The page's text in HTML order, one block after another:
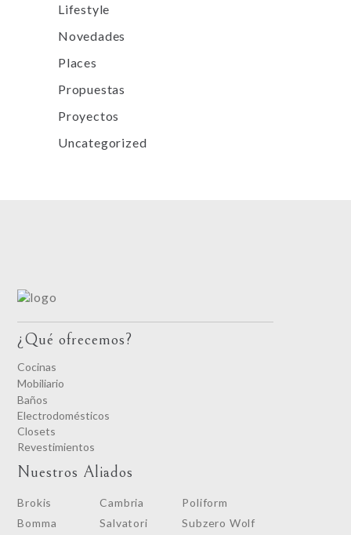
Lifestyle
Novedades
Places
Propuestas
Proyectos
Uncategorized
¿Qué ofrecemos?
Cocinas
Mobiliario
Baños
Electrodomésticos
Closets
Revestimientos
Nuestros Aliados
Brokis
Bomma
Cambria
Salvatori
Poliform
Subzero Wolf